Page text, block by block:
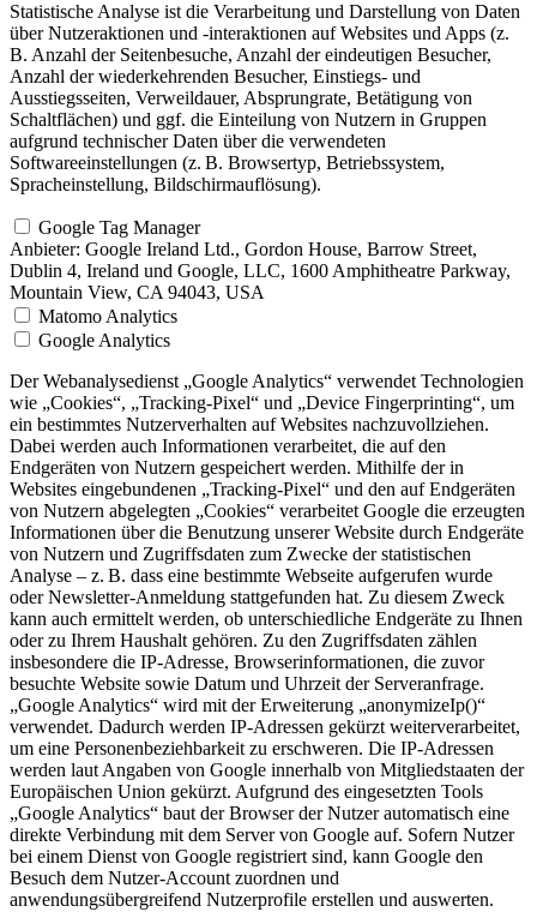
Statistische Analyse ist die Verarbeitung und Darstellung von Daten
über Nutzeraktionen und -interaktionen auf Websites und Apps (z.
B. Anzahl der Seitenbesuche, Anzahl der eindeutigen Besucher,
Anzahl der wiederkehrenden Besucher, Einstiegs- und
Ausstiegsseiten, Verweildauer, Absprungrate, Betätigung von
Schaltflächen) und ggf. die Einteilung von Nutzern in Gruppen
aufgrund technischer Daten über die verwendeten
Softwareeinstellungen (z. B. Browsertyp, Betriebssystem,
Spracheinstellung, Bildschirmauflösung).
Google Tag Manager
Anbieter: Google Ireland Ltd., Gordon House, Barrow Street,
Dublin 4, Ireland und Google, LLC, 1600 Amphitheatre Parkway,
Mountain View, CA 94043, USA
Matomo Analytics
Google Analytics
Der Webanalysedienst „Google Analytics“ verwendet Technologien
wie „Cookies“, „Tracking-Pixel“ und „Device Fingerprinting“, um
ein bestimmtes Nutzerverhalten auf Websites nachzuvollziehen.
Dabei werden auch Informationen verarbeitet, die auf den
Endgeräten von Nutzern gespeichert werden. Mithilfe der in
Websites eingebundenen „Tracking-Pixel“ und den auf Endgeräten
von Nutzern abgelegten „Cookies“ verarbeitet Google die erzeugten
Informationen über die Benutzung unserer Website durch Endgeräte
von Nutzern und Zugriffsdaten zum Zwecke der statistischen
Analyse – z. B. dass eine bestimmte Webseite aufgerufen wurde
oder Newsletter-Anmeldung stattgefunden hat. Zu diesem Zweck
kann auch ermittelt werden, ob unterschiedliche Endgeräte zu Ihnen
oder zu Ihrem Haushalt gehören. Zu den Zugriffsdaten zählen
insbesondere die IP-Adresse, Browserinformationen, die zuvor
besuchte Website sowie Datum und Uhrzeit der Serveranfrage.
„Google Analytics“ wird mit der Erweiterung „anonymizeIp()“
verwendet. Dadurch werden IP-Adressen gekürzt weiterverarbeitet,
um eine Personenbeziehbarkeit zu erschweren. Die IP-Adressen
werden laut Angaben von Google innerhalb von Mitgliedstaaten der
Europäischen Union gekürzt. Aufgrund des eingesetzten Tools
„Google Analytics“ baut der Browser der Nutzer automatisch eine
direkte Verbindung mit dem Server von Google auf. Sofern Nutzer
bei einem Dienst von Google registriert sind, kann Google den
Besuch dem Nutzer-Account zuordnen und
anwendungsübergreifend Nutzerprofile erstellen und auswerten.